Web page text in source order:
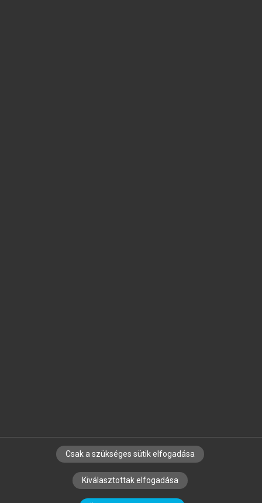
SZERZŐKNEK CÉGEKNEK KÖNYVTÁROSOKNAK
SZERKESZTÉSI ÉS LEKTORÁLÁSI ALAPELVEK
Csak a szükséges sütik elfogadása
Kiválasztottak elfogadása